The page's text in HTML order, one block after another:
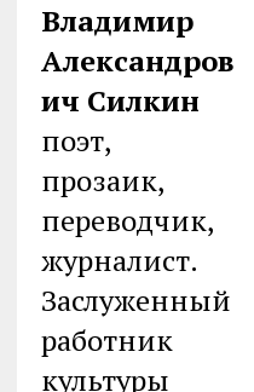
Владимир
Александров
ич Силкин
поэт,
прозаик,
переводчик,
журналист.
Заслуженный
работник
культуры